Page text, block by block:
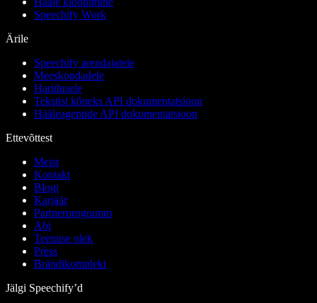
Speechify Work
Ärile
Speechify arendajatele
Meeskondadele
Haridusele
Tekstist kõneks API dokumentatsioon
Hääleagentide API dokumentatsioon
Ettevõttest
Meist
Kontakt
Blogi
Karjäär
Partnerprogramm
Abi
Teenuse olek
Press
Brändikomplekt
Jälgi Speechify’d